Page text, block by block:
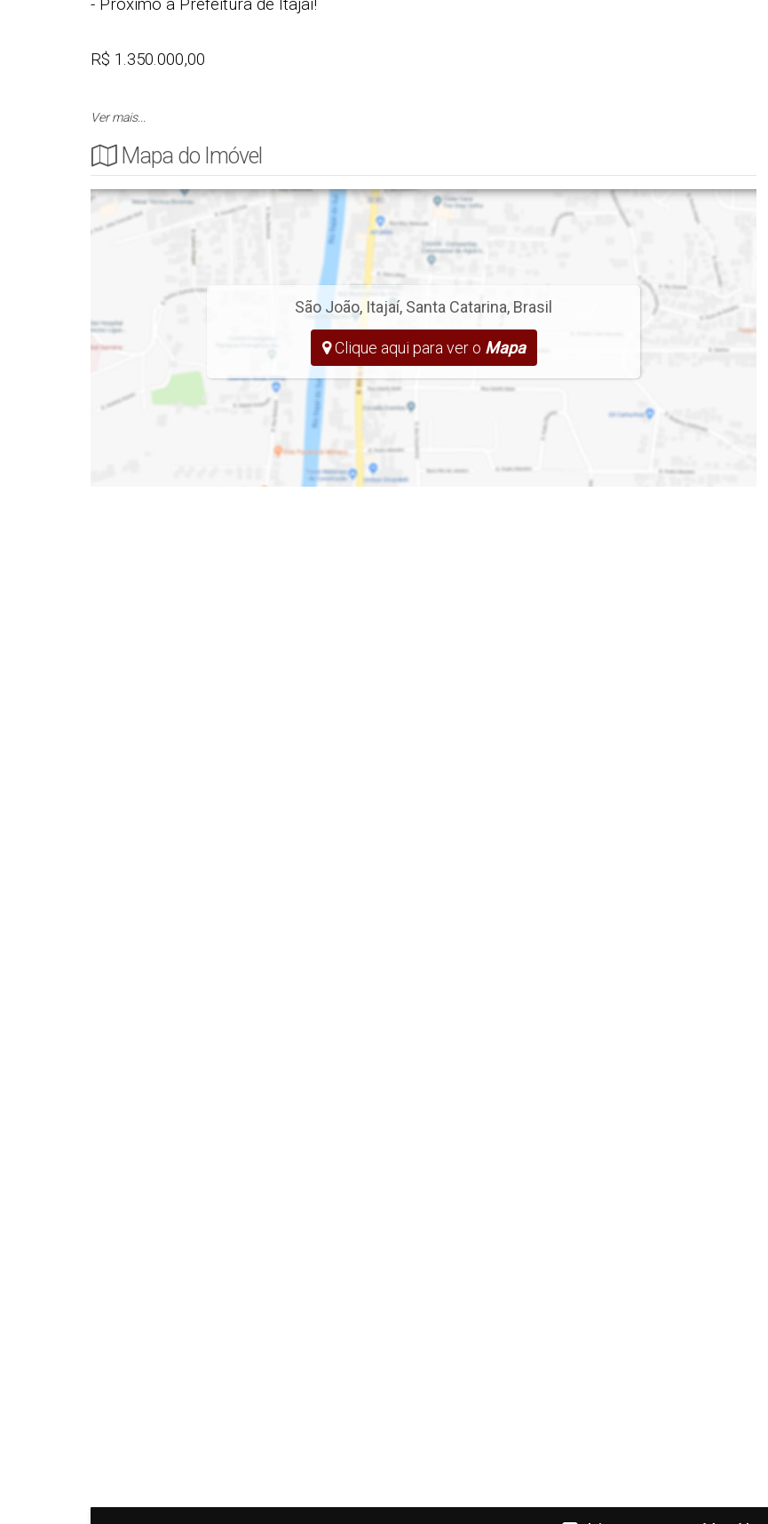
- Próximo a Prefeitura de Itajaí!
R$ 1.350.000,00
Cód.: 4849
CASA
- 3 Suítes Sendo a Principal com Closet
- Sala com pé Direito Duplo
- Infraestrutura para ar condicionado split
- Infraestrutura para Água Quente e Fria
Ver mais...
Mapa do Imóvel
São João, Itajaí, Santa Catarina, Brasil
Clique aqui para ver o Mapa